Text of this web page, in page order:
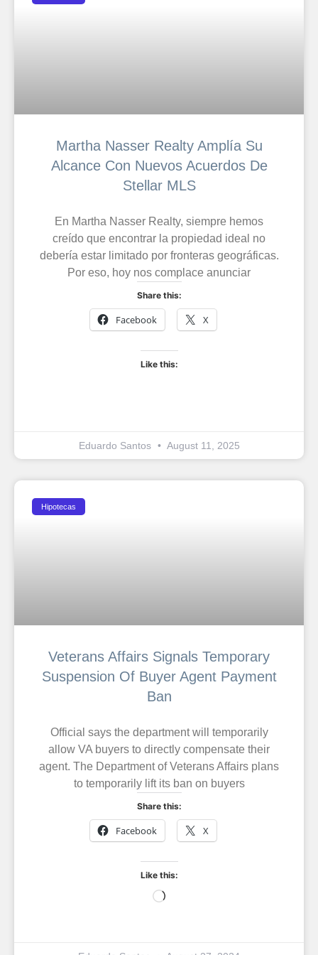
Martha Nasser Realty Amplía Su
Alcance Con Nuevos Acuerdos De
Stellar MLS
En Martha Nasser Realty, siempre hemos
creído que encontrar la propiedad ideal no
debería estar limitado por fronteras geográficas.
Por eso, hoy nos complace anunciar
Share this:
Facebook X
Like this:
Eduardo Santos August 11, 2025
Hipotecas
Veterans Affairs Signals Temporary
Suspension Of Buyer Agent Payment
Ban
Official says the department will temporarily
allow VA buyers to directly compensate their
agent. The Department of Veterans Affairs plans
to temporarily lift its ban on buyers
Share this:
Facebook X
Like this: